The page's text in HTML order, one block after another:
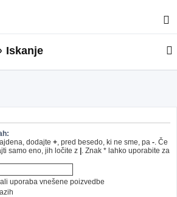
Iskanje
dodajte + , pred besedo, ki ne sme, pa - . Če
samo eno, jih ločite z | . Znak * lahko uporabite za
uporaba vnešene poizvedbe